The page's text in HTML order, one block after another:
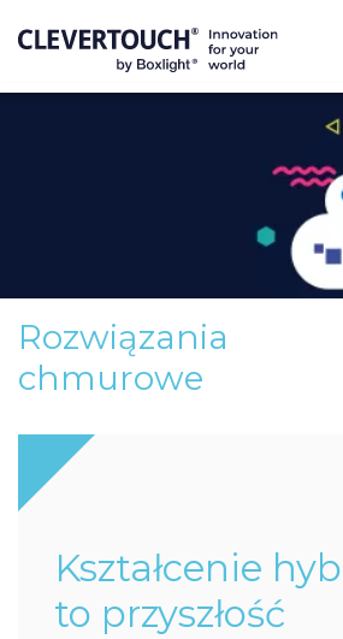
Rozwiązania
chmurowe
Kształcenie
to przyszłość